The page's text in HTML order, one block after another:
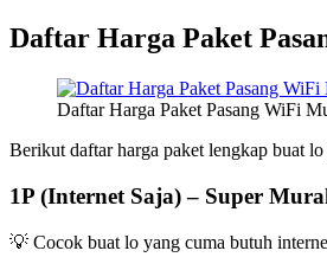
Daftar Harga Paket
Daftar Harga Paket Pasang WiFi
Berikut daftar harga paket lengkap buat lo
1P (Internet Saja) – Super
💡 Cocok buat lo yang cuma butuh